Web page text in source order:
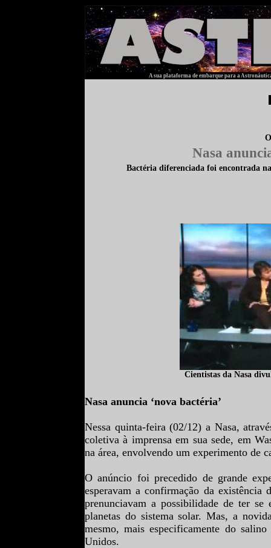
A sua plataforma de embarque para a
Nasa
Bactériadiferenciada foi encontrada
Cientistas da Nasa
Nasa anuncia ‘nova bactéria’
Nessa quinta-feira (02/12) a Nasa,
coletiva à imprensa em sua sede, em
na área, envolvendo um experimento de
O anúncio foi precedido de grande
esperavam a confirmação da
prenunciavam a possibilidade de ter
planetas do sistema solar. Mas, a
mesmo, mais especificamente do
Unidos.